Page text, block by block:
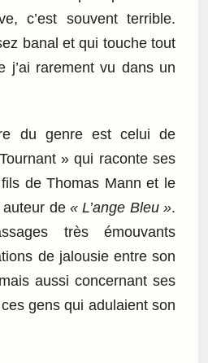
c’est souvent terrible.
banal et qui touche tout
j’ai rarement vu dans un
du genre est celui de
» qui raconte ses
de Thomas Mann et le
de « L’ange Bleu ».
très émouvants
de jalousie entre son
aussi concernant ses
gens qui adulaient son